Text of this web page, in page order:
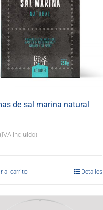
de sal marina natural
(IVA incluido)
al carrito Detalles